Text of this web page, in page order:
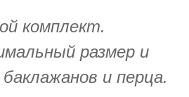
комплект.
размер и
и перца.